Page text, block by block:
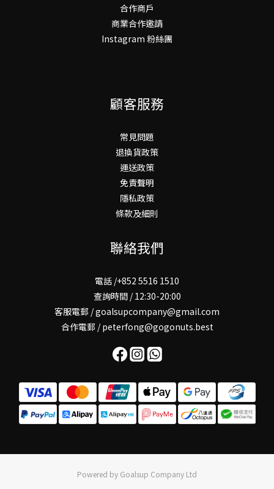
合作商戶
商業合作邀請
Instagram 粉絲團
顧客服務
常見問題
退換貨政策
運送政策
免責聲明
隱私政策
條款及細則
聯絡我們
電話 /+852 5516 1510
查詢時間 / 12:30-20:00
客服電郵 / goalsupcompany@gmail.com
合作電郵 / peterfong@gogonuts.best
Powered by Goalsup Company Ltd